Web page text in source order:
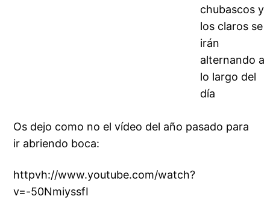
chubascos y
los claros se
irán
alternando a
lo largo del
día
Os dejo como no el vídeo del año pasado para
ir abriendo boca:
httpvh://www.youtube.com/watch?
v=-50NmiyssfI